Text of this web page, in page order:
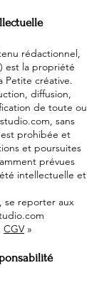
rédactionnel,
est la propriété
Petite créative.
diffusion,
de toute ou
sans
prohibée et
et poursuites
prévues
intellectuelle et
se reporter aux
CGV»